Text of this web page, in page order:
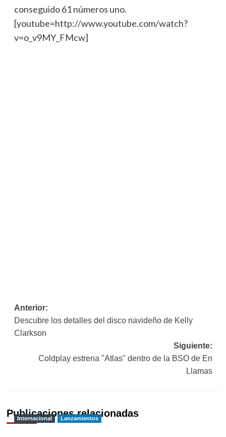
conseguido 61 números uno.
[youtube=http://www.youtube.com/watch?
v=o_v9MY_FMcw]
Navegación
de
Anterior:
Descubre los detalles del disco navideño de Kelly
Clarkson
Siguiente:
Coldplay estrena "Atlas" dentro de la BSO de En
Llamas
Publicaciones relacionadas
Internacional Lanzamientos